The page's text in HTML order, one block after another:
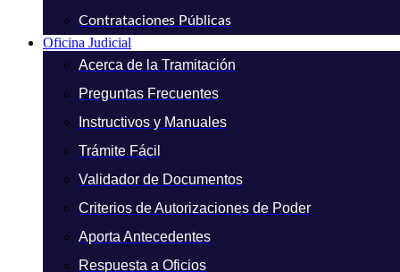
Contrataciones Públicas
Oficina Judicial
Acerca de la Tramitación
Preguntas Frecuentes
Instructivos y Manuales
Trámite Fácil
Validador de Documentos
Criterios de Autorizaciones de Poder
Aporta Antecedentes
Respuesta a Oficios